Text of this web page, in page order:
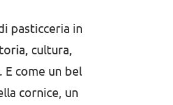
pasticceria in
cultura,
come un bel
cornice, un